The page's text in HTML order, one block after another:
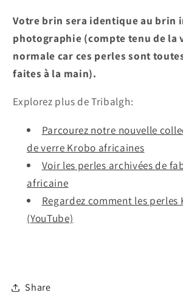
Votre brin sera identique au brin
photographie (compte tenu de la
normale car ces perles sont
faites à la main).
Explorez plus de Tribalgh:
Parcourez notre nouvelle
de verre Krobo africaines
Voir les perles archivées de
africaine
Regardez comment les
(YouTube)
Share